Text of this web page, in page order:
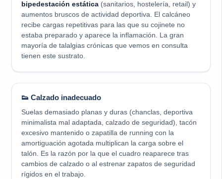
bipedestación estática(sanitarios, hostelería, retail) y
aumentos bruscos de actividad deportiva. El calcáneo
recibe cargas repetitivas para las que su cojinete no
estaba preparado y aparece la inflamación. La gran
mayoría de talalgias crónicas que vemos en consulta
tienen este sustrato.
👟 Calzado inadecuado
Suelas demasiado planas y duras (chanclas, deportiva
minimalista mal adaptada, calzado de seguridad), tacón
excesivo mantenido o zapatilla de running con la
amortiguación agotada multiplican la carga sobre el
talón. Es la razón por la que el cuadro reaparece tras
cambios de calzado o al estrenar zapatos de seguridad
rígidos en el trabajo.